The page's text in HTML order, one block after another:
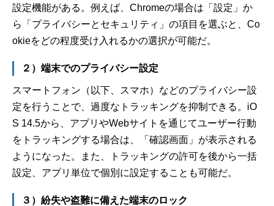
設定機能がある。例えば、Chromeの場合は「設定」か
ら「プライバシーとセキュリティ」の項目を選ぶと、Co
okieをどの程度受け入れるかの選択が可能だ。
２）端末でのプライバシー設定
スマートフォン（以下、スマホ）などのプライバシー設
定を行うことで、過度なトラッキングを抑制できる。iO
S 14.5から、アプリやWebサイトを通じてユーザー行動
をトラッキングする場合は、「確認画面」が表示される
ようになった。また、トラッキングの許可を後から一括
設定、アプリ単位で個別に設定することも可能だ。
３）紛失や盗難に備えた端末のロック